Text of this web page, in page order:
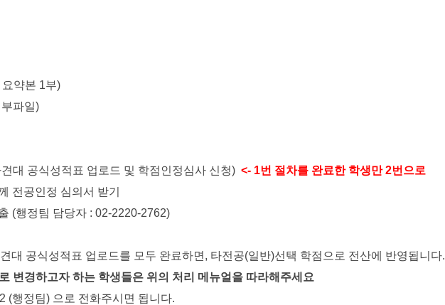
약본 1부)
파일)
대 공식성적표 업로드 및 학점인정심사 신청) <- 1번 절차를 완료한 학생만 2번으로
전공인정 심의서 받기
(행정팀 담당자 : 02-2220-2762)
대 공식성적표 업로드를 모두 완료하면, 타전공(일반)선택 학점으로 전산에 반영됩니다.
변경하고자 하는 학생들은 위의 처리 메뉴얼을 따라해주세요
행정팀) 으로 전화주시면 됩니다.